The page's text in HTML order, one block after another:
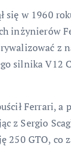
się w 1960
inżynierów
z
silnika V12
Ferrari, a
z Sergio
250 GTO, co